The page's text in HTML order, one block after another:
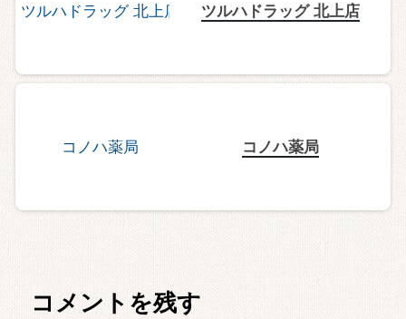
ツルハドラッグ 北上店
コノハ薬局
コメントを残す